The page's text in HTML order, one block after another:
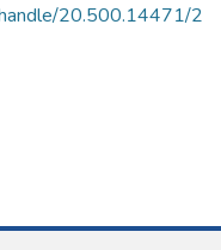
20.500.14471/2